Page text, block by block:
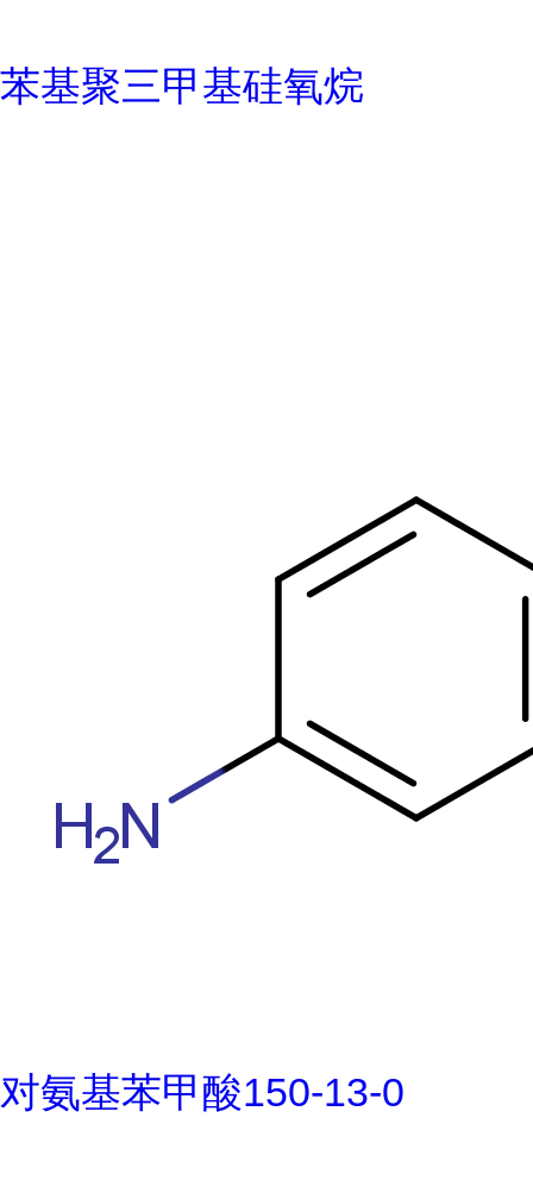
苯基聚三甲基硅氧烷
对氨基苯甲酸150-13-0